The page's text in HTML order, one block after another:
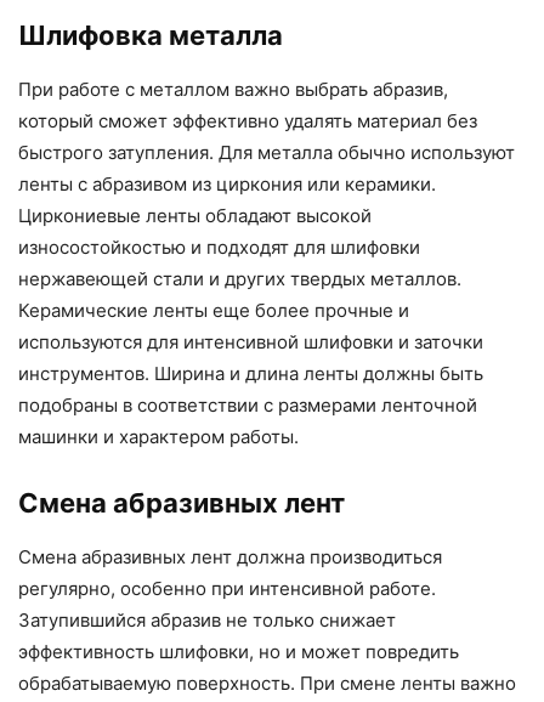
Шлифовка металла
При работе с металлом важно выбрать абразив,
который сможет эффективно удалять материал без
быстрого затупления. Для металла обычно используют
ленты с абразивом из циркония или керамики.
Циркониевые ленты обладают высокой
износостойкостью и подходят для шлифовки
нержавеющей стали и других твердых металлов.
Керамические ленты еще более прочные и
используются для интенсивной шлифовки и заточки
инструментов. Ширина и длина ленты должны быть
подобраны в соответствии с размерами ленточной
машинки и характером работы.
Смена абразивных лент
Смена абразивных лент должна производиться
регулярно, особенно при интенсивной работе.
Затупившийся абразив не только снижает
эффективность шлифовки, но и может повредить
обрабатываемую поверхность. При смене ленты важно